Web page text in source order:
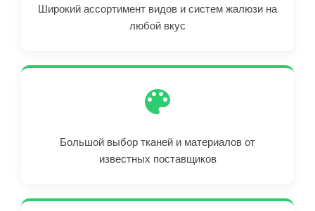
Широкий ассортимент видов и систем жалюзи на
любой вкус
Большой выбор тканей и материалов от
известных поставщиков